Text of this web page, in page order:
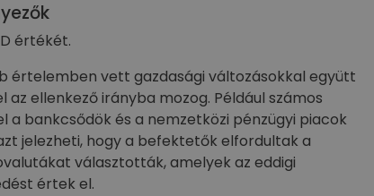
értékét.
értelemben vett gazdasági változásokkal együtt
ellenkező irányba mozog. Például számos
bankcsődök és a nemzetközi pénzügyi piacok
jelezheti, hogy a befektetők elfordultak a
választották, amelyek az eddigi
értek el.